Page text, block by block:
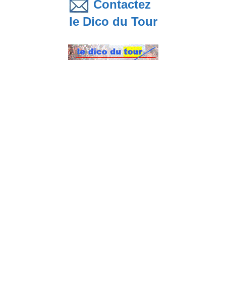
Contactez
le Dico du Tour